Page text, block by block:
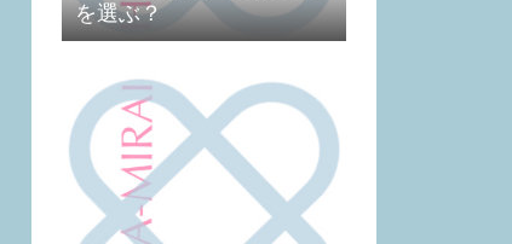
を選ぶ？